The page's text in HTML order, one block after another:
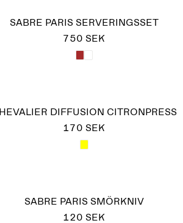
SABRE PARIS SERVERINGSSET
750 SEK
DIFFUSION CITRONPRESS
170 SEK
SABRE PARIS SMÖRKNIV
120 SEK